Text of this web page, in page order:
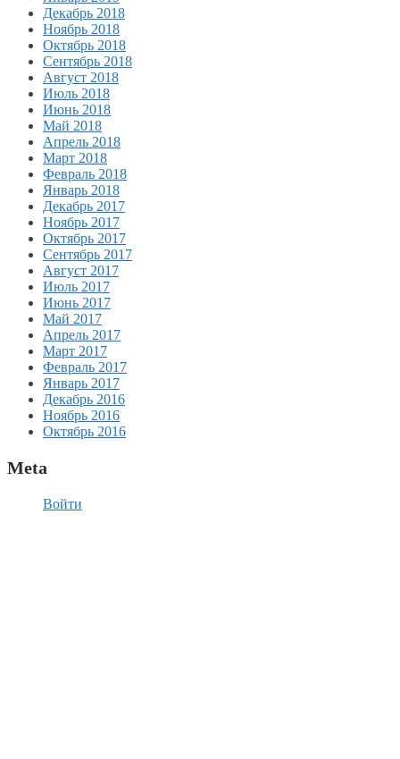
Декабрь 2018
Ноябрь 2018
Октябрь 2018
Сентябрь 2018
Август 2018
Июль 2018
Июнь 2018
Май 2018
Апрель 2018
Март 2018
Февраль 2018
Январь 2018
Декабрь 2017
Ноябрь 2017
Октябрь 2017
Сентябрь 2017
Август 2017
Июль 2017
Июнь 2017
Май 2017
Апрель 2017
Март 2017
Февраль 2017
Январь 2017
Декабрь 2016
Ноябрь 2016
Октябрь 2016
Meta
Войти